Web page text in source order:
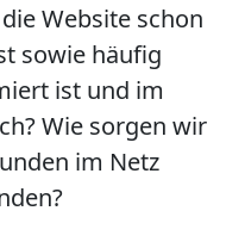
Website schon
sowie häufig
ist und im
Wie sorgen wir
im Netz